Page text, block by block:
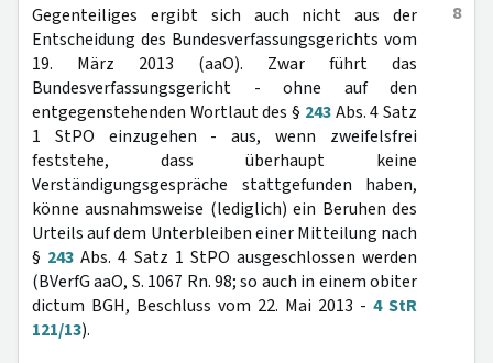
8
Gegenteiliges ergibt sich auch nicht aus der
Entscheidung des Bundesverfassungsgerichts vom
19. März 2013 (aaO). Zwar führt das
Bundesverfassungsgericht - ohne auf den
entgegenstehenden Wortlaut des § 243Abs. 4 Satz
1 StPO einzugehen - aus, wenn zweifelsfrei
feststehe, dass überhaupt keine
Verständigungsgespräche stattgefunden haben,
könne ausnahmsweise (lediglich) ein Beruhen des
Urteils auf dem Unterbleiben einer Mitteilung nach
§ 243 Abs. 4 Satz 1 StPO ausgeschlossen werden
(BVerfG aaO, S. 1067 Rn. 98; so auch in einem obiter
dictum BGH, Beschluss vom 22. Mai 2013 - 4 StR
121/13).